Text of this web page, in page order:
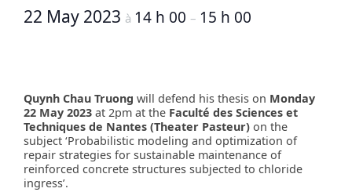
22 May 2023 à 14 h 00 – 15 h 00
Quynh Chau Truong will defend his thesis on Monday
22 May 2023 at 2pm at the Faculté des Sciences et
Techniques de Nantes (Theater Pasteur) on the
subject ‘Probabilistic modeling and optimization of
repair strategies for sustainable maintenance of
reinforced concrete structures subjected to chloride
ingress’.